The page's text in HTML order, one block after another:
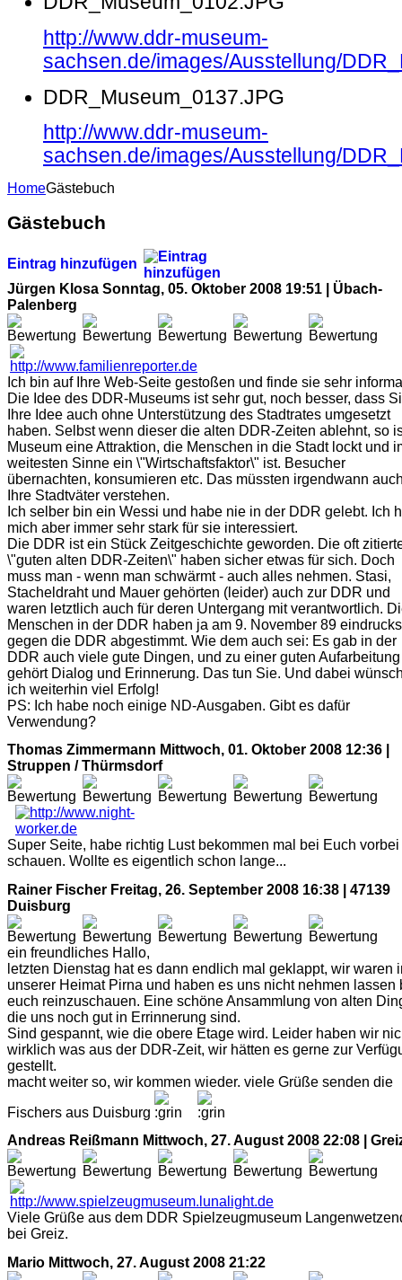
http://www.ddr-museum-
sachsen.de/images/Ausstellung/
DDR_Museum_0137.JPG
http://www.ddr-museum-
sachsen.de/images/Ausstellung/
HomeGästebuch
Gästebuch
Eintrag hinzufügen
Jürgen Klosa Sonntag, 05. Oktober 2008 19:51 | Übach-
Palenberg
Ich bin auf Ihre Web-Seite gestoßen und finde sie sehr
Die Idee des DDR-Museums ist sehr gut, noch besser, dass
Ihre Idee auch ohne Unterstützung des Stadtrates umgesetzt
haben. Selbst wenn dieser die alten DDR-Zeiten ablehnt, so
Museum eine Attraktion, die Menschen in die Stadt lockt und
weitesten Sinne ein \"Wirtschaftsfaktor\" ist. Besucher
übernachten, konsumieren etc. Das müssten irgendwann
Ihre Stadtväter verstehen.
Ich selber bin ein Wessi und habe nie in der DDR gelebt. Ich
mich aber immer sehr stark für sie interessiert.
Die DDR ist ein Stück Zeitgeschichte geworden. Die oft
\"guten alten DDR-Zeiten\" haben sicher etwas für sich. Doch
muss man - wenn man schwärmt - auch alles nehmen. Stasi,
Stacheldraht und Mauer gehörten (leider) auch zur DDR und
waren letztlich auch für deren Untergang mit verantwortlich.
Menschen in der DDR haben ja am 9. November 89
gegen die DDR abgestimmt. Wie dem auch sei: Es gab in der
DDR auch viele gute Dingen, und zu einer guten Aufarbeitung
gehört Dialog und Erinnerung. Das tun Sie. Und dabei
ich weiterhin viel Erfolg!
PS: Ich habe noch einige ND-Ausgaben. Gibt es dafür
Verwendung?
Thomas Zimmermann Mittwoch, 01. Oktober 2008 12:36 |
Struppen / Thürmsdorf
Super Seite, habe richtig Lust bekommen mal bei Euch vorbei
schauen. Wollte es eigentlich schon lange...
Rainer Fischer Freitag, 26. September 2008 16:38 | 47139
Duisburg
ein freundliches Hallo,
letzten Dienstag hat es dann endlich mal geklappt, wir waren
unserer Heimat Pirna und haben es uns nicht nehmen lassen
euch reinzuschauen. Eine schöne Ansammlung von alten
die uns noch gut in Errinnerung sind.
Sind gespannt, wie die obere Etage wird. Leider haben wir
wirklich was aus der DDR-Zeit, wir hätten es gerne zur
gestellt.
macht weiter so, wir kommen wieder. viele Grüße senden die
Fischers aus Duisburg
Andreas Reißmann Mittwoch, 27. August 2008 22:08 |
Viele Grüße aus dem DDR Spielzeugmuseum
bei Greiz.
Mario Mittwoch, 27. August 2008 21:22